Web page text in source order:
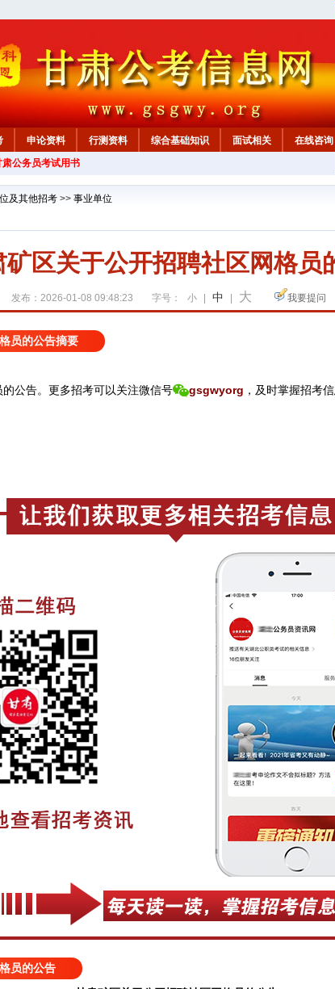
申论资料 行测资料 综合基础知识 面试相关 在线咨询
公务员考试用书
及其他招考 >> 事业单位
矿区关于公开招聘社区网格员
发布：2026-01-08 09:48:23 字号： 小 中 大 我要提问
员的公告摘要
公告。 更多招考可以关注微信号 gsgwyorg ， 及时掌握招考信
员的公告